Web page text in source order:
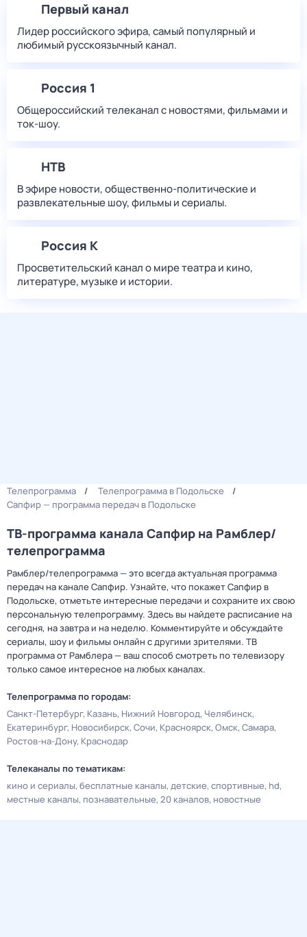
Первый канал
Лидер российского эфира, самый популярный и
любимый русскоязычный канал.
Россия 1
Общероссийский телеканал с новостями, фильмами и
ток-шоу.
НТВ
В эфире новости, общественно-политические и
развлекательные шоу, фильмы и сериалы.
Россия К
Просветительский канал о мире театра и кино,
литературе, музыке и истории.
Телепрограмма
Телепрограмма в Подольске
Сапфир — программа передач в Подольске
ТВ-программа канала Сапфир на Рамблер/
телепрограмма
Рамблер/телепрограмма — это всегда актуальная программа
передач на канале Сапфир. Узнайте, что покажет Сапфир в
Подольске, отметьте интересные передачи и сохраните их свою
персональную телепрограмму. Здесь вы найдете расписание на
сегодня, на завтра и на неделю. Комментируйте и обсуждайте
сериалы, шоу и фильмы онлайн с другими зрителями. ТВ
программа от Рамблера — ваш способ смотреть по телевизору
только самое интересное на любых каналах.
Телепрограмма по городам:
Санкт-Петербург Казань Нижний Новгород Челябинск
Екатеринбург Новосибирск Сочи Красноярск Омск Самара
Ростов-на-Дону Краснодар
Телеканалы по тематикам:
кино и сериалы бесплатные каналы детские спортивные hd
местные каналы познавательные 20 каналов новостные